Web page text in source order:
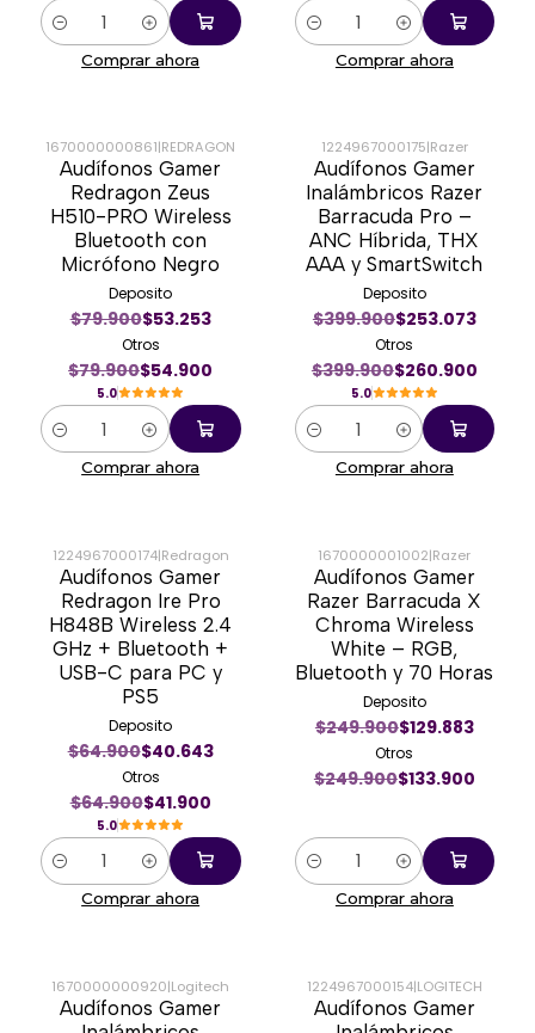
Cantidad
Comprar ahora
Cantidad
Comprar ahora
-31%
1670000000861|REDRAGON
Audífonos Gamer
Redragon Zeus
H510-PRO Wireless
Bluetooth con
Micrófono Negro
Deposito
$79.900$53.253
Otros
$79.900$54.900
5.0
Cantidad
Comprar ahora
-35%
1224967000175|Razer
Audífonos Gamer
Inalámbricos Razer
Barracuda Pro –
ANC Híbrida, THX
AAA y SmartSwitch
Deposito
$399.900$253.073
Otros
$399.900$260.900
5.0
Cantidad
Comprar ahora
-35%
1224967000174|Redragon
Audífonos Gamer
Redragon Ire Pro
H848B Wireless 2.4
GHz + Bluetooth +
USB-C para PC y
PS5
Deposito
$64.900$40.643
Otros
$64.900$41.900
5.0
Cantidad
Comprar ahora
-46%
1670000001002|Razer
Audífonos Gamer
Razer Barracuda X
Chroma Wireless
White – RGB,
Bluetooth y 70 Horas
Deposito
$249.900$129.883
Otros
$249.900$133.900
Cantidad
Comprar ahora
-35%
1670000000920|Logitech
Audífonos Gamer
-13%
1224967000154|LOGITECH
Audífonos Gamer